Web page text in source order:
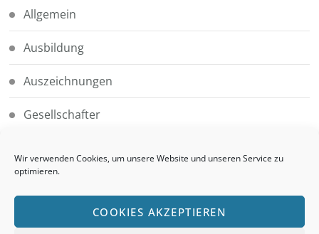
Wir verwenden Cookies, um unsere Website und unseren Service zu
optimieren.
COOKIES AKZEPTIEREN
Allgemein
Ausbildung
Auszeichnungen
Gesellschafter
Gesellschafter_Schwarzheide